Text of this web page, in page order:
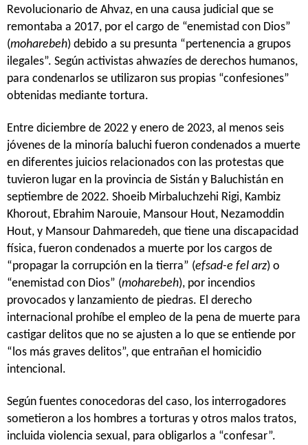
Revolucionario de Ahvaz, en una causa judicial que se
remontaba a 2017, por el cargo de “enemistad con Dios”
(moharebeh) debido a su presunta “pertenencia a grupos
ilegales”. Según activistas ahwazíes de derechos humanos,
para condenarlos se utilizaron sus propias “confesiones”
obtenidas mediante tortura.
Entre diciembre de 2022 y enero de 2023, al menos seis
jóvenes de la minoría baluchi fueron condenados a muerte
en diferentes juicios relacionados con las protestas que
tuvieron lugar en la provincia de Sistán y Baluchistán en
septiembre de 2022. Shoeib Mirbaluchzehi Rigi, Kambiz
Khorout, Ebrahim Narouie, Mansour Hout, Nezamoddin
Hout, y Mansour Dahmaredeh, que tiene una discapacidad
física, fueron condenados a muerte por los cargos de
“propagar la corrupción en la tierra” (efsad-e fel arz) o
“enemistad con Dios” (moharebeh), por incendios
provocados y lanzamiento de piedras. El derecho
internacional prohíbe el empleo de la pena de muerte para
castigar delitos que no se ajusten a lo que se entiende por
“los más graves delitos”, que entrañan el homicidio
intencional.
Según fuentes conocedoras del caso, los interrogadores
sometieron a los hombres a torturas y otros malos tratos,
incluida violencia sexual, para obligarlos a “confesar”.